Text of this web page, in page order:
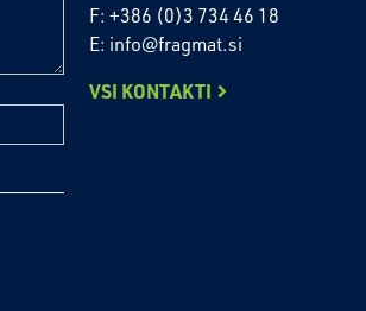
F: +386 (0)3 734 46 18
E: info@fragmat.si
VSI KONTAKTI